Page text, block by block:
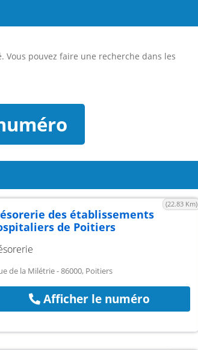
pouvez faire une recherche dans les
(22.83 Km)
des établissements
de Poitiers
de la Milétrie - 86000, Poitiers
Afficher le numéro